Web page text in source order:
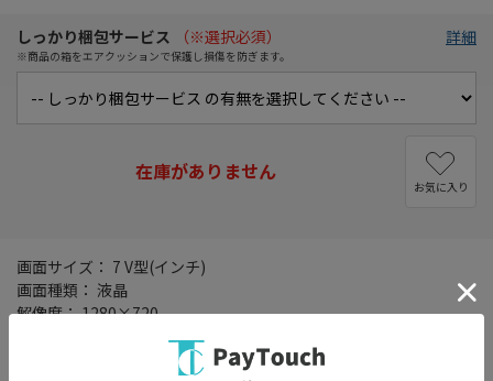
しっかり梱包サービス （※選択必須）
※商品の箱をエアクッションで保護し損傷を防ぎます。
詳細
在庫がありません
お気に入り
画面サイズ： 7 V型(インチ)
画面種類： 液晶
解像度： 1280×720
タイプ： 180mmモデル
設置タイプ： 一体型(2DIN)